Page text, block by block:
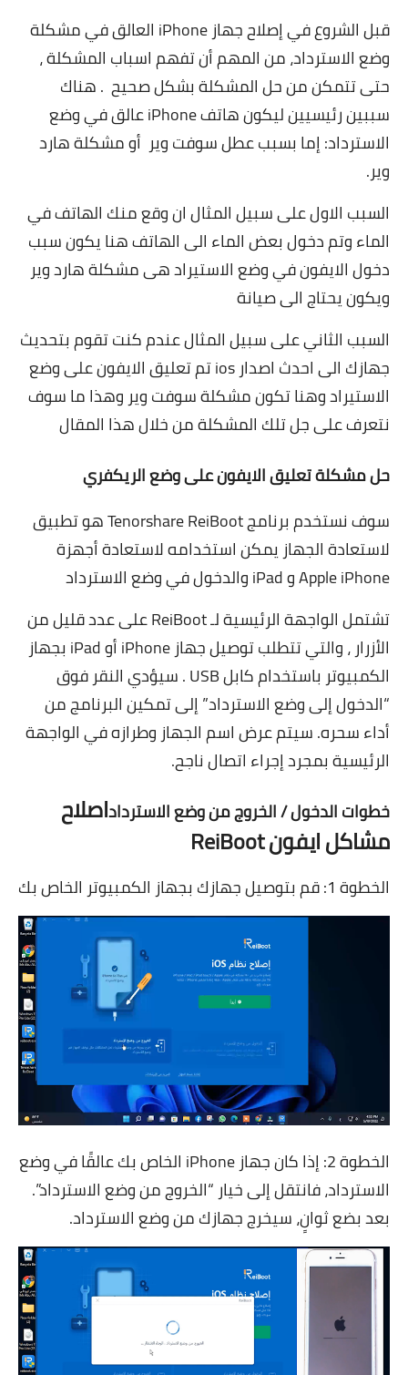
قبل الشروع في إصلاح جهاز iPhone العالق في مشكلة
وضع الاسترداد، من المهم أن تفهم اسباب المشكلة ،
حتى تتمكن من حل المشكلة بشكل صحيح . هناك
سببين رئيسيين ليكون هاتف iPhone عالق في وضع
الاسترداد: إما بسبب عطل سوفت وير أو مشكلة هارد
وير.
السبب الاول على سبيل المثال ان وقع منك الهاتف في
الماء وتم دخول بعض الماء الى الهاتف هنا يكون سبب
دخول الايفون في وضع الاستيراد هى مشكلة هارد وير
ويكون يحتاج الى صيانة
السبب الثاني على سبيل المثال عندم كنت تقوم بتحديث
جهازك الى احدث اصدار ios تم تعليق الايفون على وضع
الاستيراد وهنا تكون مشكلة سوفت وير وهذا ما سوف
نتعرف على جل تلك المشكلة من خلال هذا المقال
حل مشكلة تعليق الايفون على وضع الريكفري
سوف نستخدم برنامج
هو تطبيق
لاستعادة الجهاز يمكن استخدامه لاستعادة أجهزة
Apple iPhone و iPad والدخول في وضع الاسترداد
تشتمل الواجهة الرئيسية لـ ReiBoot على عدد قليل من
الأزرار ، والتي تتطلب توصيل جهاز iPhone أو iPad بجهاز
الكمبيوتر باستخدام كابل USB . سيؤدي النقر فوق
“الدخول إلى وضع الاسترداد” إلى تمكين البرنامج من
أداء سحره. سيتم عرض اسم الجهاز وطرازه في الواجهة
الرئيسية بمجرد إجراء اتصال ناجح.
خطوات الدخول / الخروج من وضع الاسترداداصلاح
مشاكل ايفون ReiBoot
الخطوة 1: قم بتوصيل جهازك بجهاز الكمبيوتر الخاص بك
الخطوة 2
: إذا كان جهاز iPhone الخاص بك عالقًا في وضع
الاسترداد، فانتقل إلى خيار “الخروج من وضع الاسترداد”.
بعد بضع ثوانٍ، سيخرج جهازك من وضع الاسترداد.